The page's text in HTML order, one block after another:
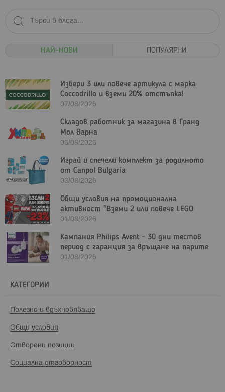
НАЙ-НОВИ
Избери 3 или повече артикула с марка
Coccodrillo и вземи 20% отстъпка!
07/08/2026
Складов работник за магазина в Гранд
Мол Варна
06/08/2026
Играй и спечели комплект за родилното
от Canpol Bulgaria
03/08/2026
Общи условия на промоционална
активност "Вземи 2 или повече LEGO
Marvel и/или LEGO Star Wars с - 23%"
01/08/2026
Кампания Philips Avent - 30 дни тестов
период с гаранция за връщане на парите
01/08/2026
ПОПУЛЯРНИ
КАТЕГОРИИ
Полезно и вдъхновяващо
Общи условия
Отворени позиции
Социална отговорност